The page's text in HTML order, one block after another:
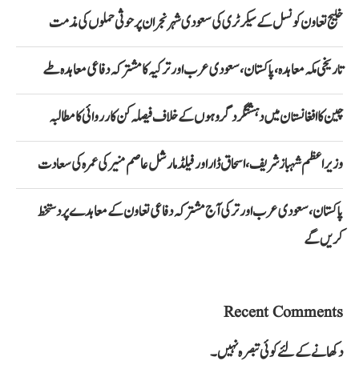
خلیج تعاون کونسل کے سیکرٹری کی سعودی شہر نجران پر حوثی حملوں کی مذمت
تاریخی مکہ معاہدہ، پاکستان، سعودی عرب اور ترکیہ کا مشترکہ دفاعی معاہدہ طے
چین کا افغانستان میں دہشتگرد گروہوں کے خلاف فیصلہ کن کارروائی کا مطالبہ
وزیراعظم شہباز شریف، اسحاق ڈار اور فیلڈ مارشل عاصم منیر کی عمرہ کی سعادت
پاکستان، سعودی عرب اور ترکی آج مشترکہ دفاعی تعاون کے معاہدے پر دستخط
کریں گے
Recent Comments
دکھانے کے لئے کوئی تبصرہ نہیں۔